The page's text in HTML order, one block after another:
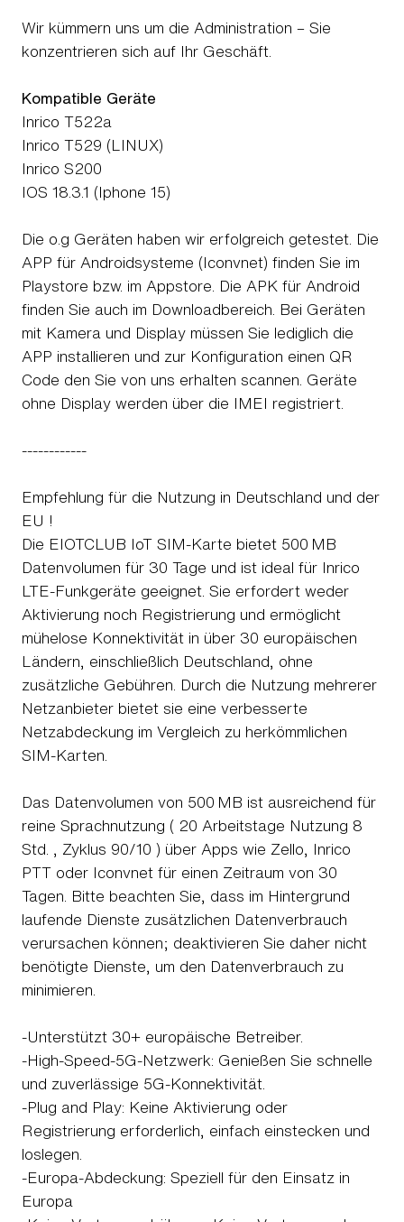
Wir kümmern uns um die Administration – Sie
konzentrieren sich auf Ihr Geschäft.
Kompatible Geräte
Inrico T522a
Inrico T529 (LINUX)
Inrico S200
IOS 18.3.1 (Iphone 15)
Die o.g Geräten haben wir erfolgreich getestet. Die
APP für Androidsysteme (Iconvnet) finden Sie im
Playstore bzw. im Appstore. Die APK für Android
finden Sie auch im Downloadbereich. Bei Geräten
mit Kamera und Display müssen Sie lediglich die
APP installieren und zur Konfiguration einen QR
Code den Sie von uns erhalten scannen. Geräte
ohne Display werden über die IMEI registriert.
------------
Empfehlung für die Nutzung in Deutschland und der
EU !
Die EIOTCLUB IoT SIM-Karte bietet 500 MB
Datenvolumen für 30 Tage und ist ideal für Inrico
LTE-Funkgeräte geeignet. Sie erfordert weder
Aktivierung noch Registrierung und ermöglicht
mühelose Konnektivität in über 30 europäischen
Ländern, einschließlich Deutschland, ohne
zusätzliche Gebühren. Durch die Nutzung mehrerer
Netzanbieter bietet sie eine verbesserte
Netzabdeckung im Vergleich zu herkömmlichen
SIM-Karten.
Das Datenvolumen von 500 MB ist ausreichend für
reine Sprachnutzung ( 20 Arbeitstage Nutzung 8
Std. , Zyklus 90/10 ) über Apps wie Zello, Inrico
PTT oder Iconvnet für einen Zeitraum von 30
Tagen. Bitte beachten Sie, dass im Hintergrund
laufende Dienste zusätzlichen Datenverbrauch
verursachen können; deaktivieren Sie daher nicht
benötigte Dienste, um den Datenverbrauch zu
minimieren.
-Unterstützt 30+ europäische Betreiber.
-High-Speed-5G-Netzwerk: Genießen Sie schnelle
und zuverlässige 5G-Konnektivität.
-Plug and Play: Keine Aktivierung oder
Registrierung erforderlich, einfach einstecken und
loslegen.
-Europa-Abdeckung: Speziell für den Einsatz in
Europa